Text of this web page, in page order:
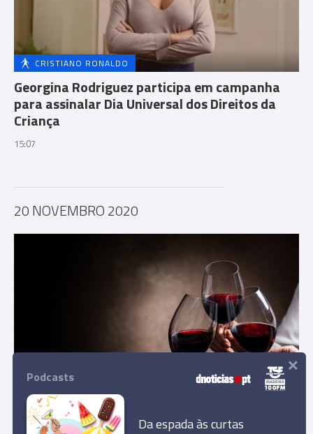
CRISTIANO RONALDO
Georgina Rodriguez participa em campanha
para assinalar Dia Universal dos Direitos da
Criança
15:07
20 NOVEMBRO 2020
TOPS
Portugal é o 4.º da UE na produção de vinho
Podcasts
Da espada às curtas
×